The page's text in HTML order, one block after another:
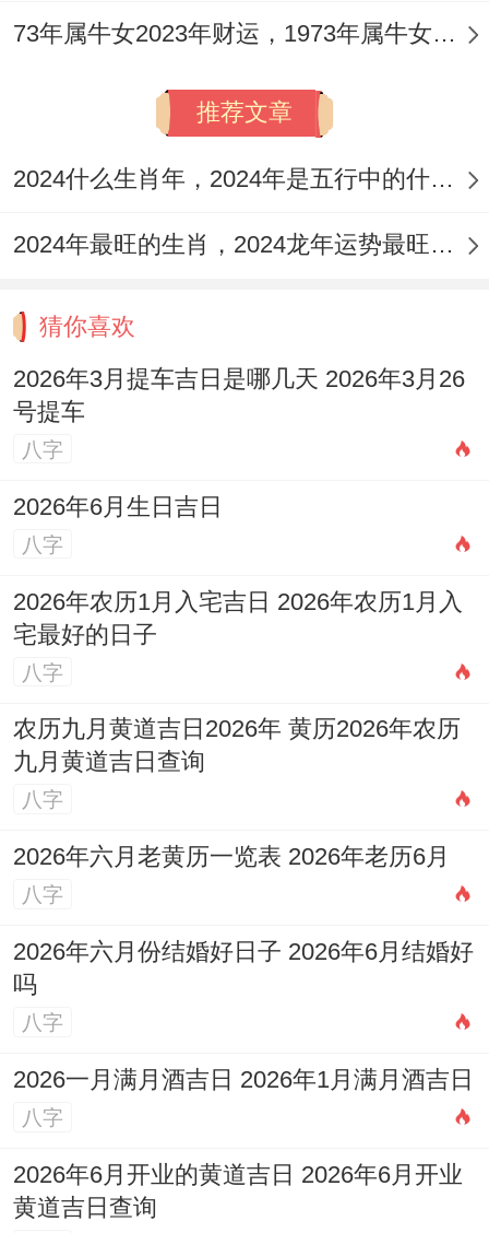
73年属牛女2023年财运，1973年属牛女2023年每月运势怎样
推荐文章
2024什么生肖年，2024年是五行中的什么生肖年份
2024年最旺的生肖，2024龙年运势最旺的4个生肖
猜你喜欢
2026年3月提车吉日是哪几天 2026年3月26
号提车
八字
2026年6月生日吉日
八字
2026年农历1月入宅吉日 2026年农历1月入
宅最好的日子
八字
农历九月黄道吉日2026年 黄历2026年农历
九月黄道吉日查询
八字
2026年六月老黄历一览表 2026年老历6月
八字
2026年六月份结婚好日子 2026年6月结婚好
吗
八字
2026一月满月酒吉日 2026年1月满月酒吉日
八字
2026年6月开业的黄道吉日 2026年6月开业
黄道吉日查询